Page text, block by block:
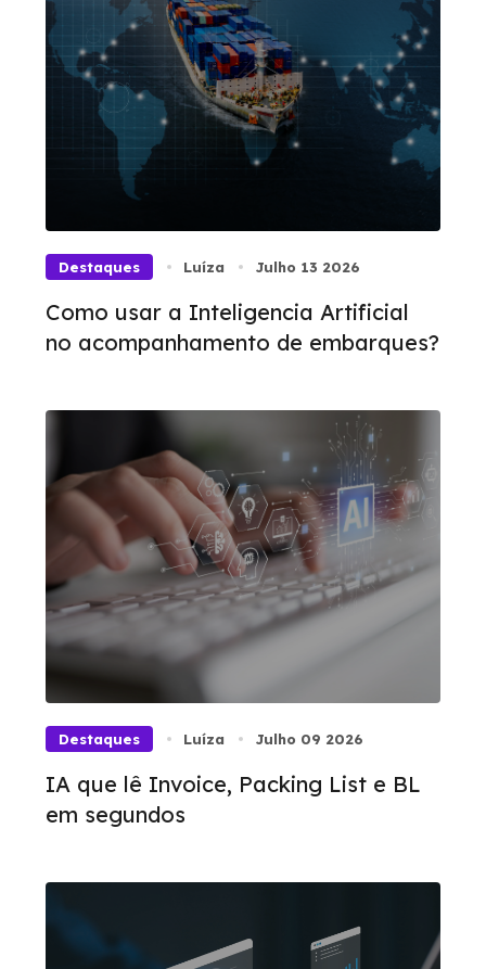
Destaques Luíza Julho 13 2026
Como usar a Inteligencia Artificial
no acompanhamento de embarques?
Destaques Luíza Julho 09 2026
IA que lê Invoice, Packing List e BL
em segundos